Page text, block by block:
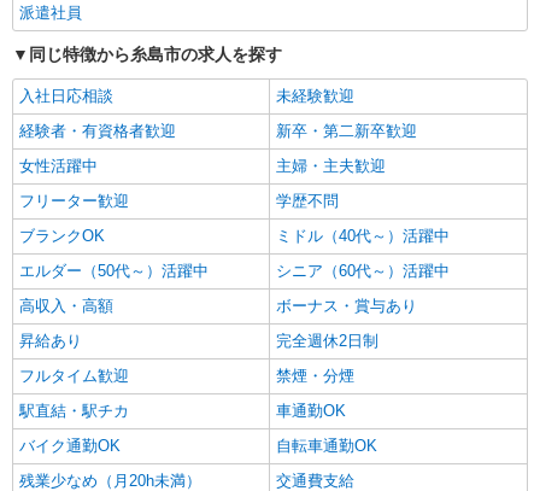
通費全支給(ガソリン代含む)＞
福岡県糸島市 最寄り駅：美咲が丘駅
キープ 詳細を見る
派遣社員
同じ特徴から糸島市の求人を探す
入社日応相談
未経験歓迎
経験者・有資格者歓迎
新卒・第二新卒歓迎
女性活躍中
主婦・主夫歓迎
フリーター歓迎
学歴不問
ブランクOK
ミドル（40代～）活躍中
エルダー（50代～）活躍中
シニア（60代～）活躍中
高収入・高額
ボーナス・賞与あり
昇給あり
完全週休2日制
フルタイム歓迎
禁煙・分煙
駅直結・駅チカ
車通勤OK
バイク通勤OK
自転車通勤OK
残業少なめ（月20h未満）
交通費支給